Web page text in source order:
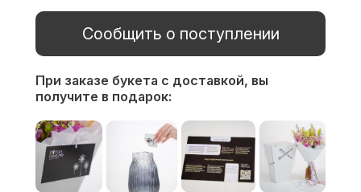
Сообщить о поступлении
При заказе букета с доставкой, вы
получите в подарок: